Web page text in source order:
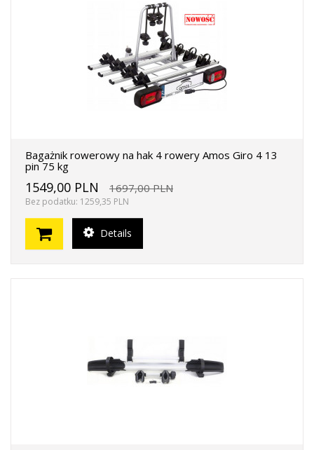
Bagażnik rowerowy na hak 4 rowery Amos Giro 4 13
pin 75 kg
1549,00 PLN 1697,00 PLN
Bez podatku: 1259,35 PLN
Details